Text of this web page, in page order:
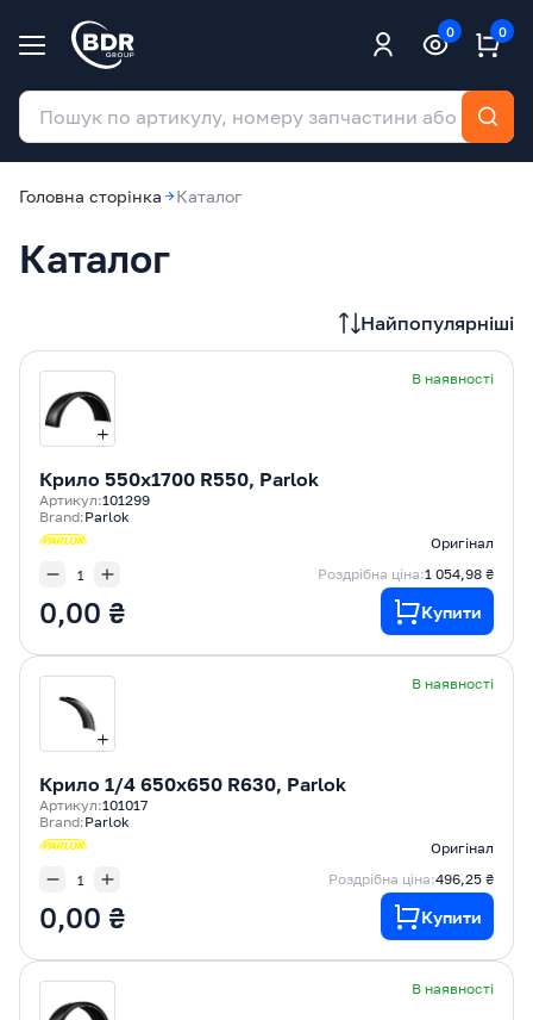
0 0
Головна сторінка Каталог
Каталог
Найпопулярніші
В наявності
Крилo 550x1700 R550, Parlok
Артикул:101299
Brand:Parlok
Оригінал
Роздрібна ціна:1 054,98 ₴
0,00 ₴ Купити
В наявності
Крилo 1/4 650x650 R630, Parlok
Артикул:101017
Brand:Parlok
Оригінал
Роздрібна ціна:496,25 ₴
0,00 ₴ Купити
В наявності